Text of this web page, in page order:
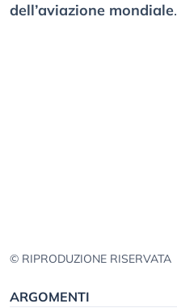
dell’aviazione mondiale.
© RIPRODUZIONE RISERVATA
ARGOMENTI